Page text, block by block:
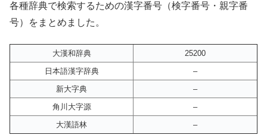
各種辞典で検索するための漢字番号（検字番号・親字番
号）をまとめました。
大漢和辞典
25200
日本語漢字辞典
–
新大字典
–
角川大字源
–
大漢語林
–